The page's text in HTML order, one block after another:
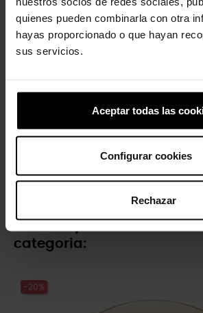
quienes pueden combinarla con otra
hayas proporcionado o que hayan
sus servicios.
Aceptar todas las
Configurar cookies
Rechazar
-20% -20%
categoria:
-20%